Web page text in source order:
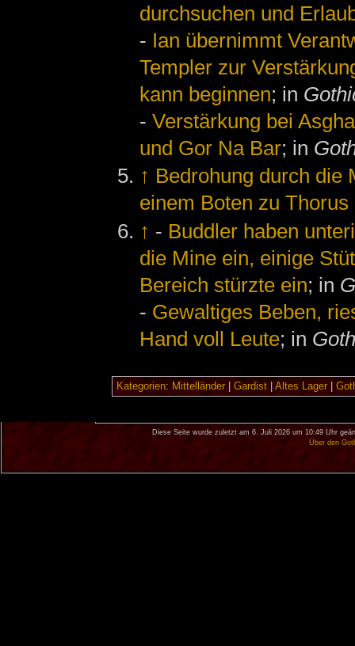
durchsuchen und
- Ian übernimmt
Templer zur
kann beginnen; in
-Verstärkung bei
und Gor Na Bar; in
↑ Bedrohung durch die
einem Boten zu
↑ - Buddler haben
die Mine ein, einige
Bereich stürzte ein; in
- Gewaltiges Beben,
Hand voll Leute; in
Kategorien: Mittelländer| Gardist| Altes Lager|
Diese Seite wurde zuletzt am 6. Juli 2026 um 10:49 Uhr
Über den